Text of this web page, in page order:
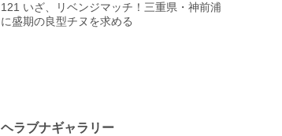
121 いざ、リベンジマッチ！三重県・神前浦
に盛期の良型チヌを求める
ヘラブナギャラリー